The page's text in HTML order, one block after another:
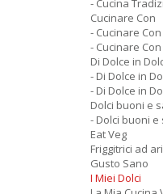
- Cucina
Cucinare Con
- Cucinare
- Cucinare
Di Dolce in
- Di Dolce in
- Di Dolce in
Dolci buoni e
- Dolci buoni e
Eat Veg
Friggitrici ad
Gusto Sano
I Miei Dolci